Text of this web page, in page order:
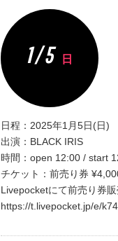
1 / 5 日
日程：2025年1月5日(日)
出演：BLACK IRIS
時間：open 12:00 / start
チケット：前売り券
Livepocketにて前売り券
https://t.livepocket.jp/e/